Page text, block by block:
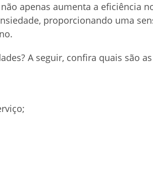
apenas aumenta a eficiência
proporcionando uma
A seguir, confira quais são